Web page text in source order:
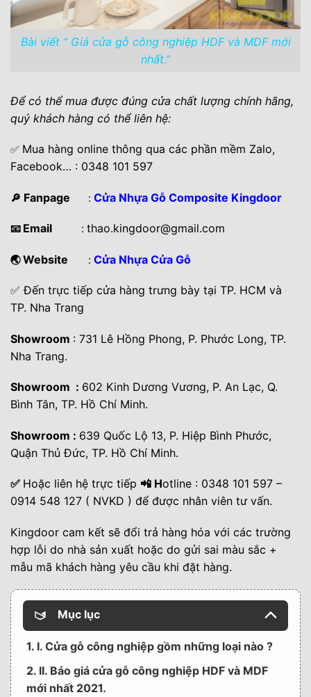
Bài viết ” Giá cửa gỗ công nghiệp HDF và MDF mới
nhất.”
Để có thể mua được đúng cửa chất lượng chính hãng,
quý khách hàng có thể liên hệ:
✅ Mua hàng online thông qua các phần mềm Zalo,
Facebook… : 0348 101 597
🔎 Fanpage : Cửa Nhựa Gỗ Composite Kingdoor
📧 Email : thao.kingdoor@gmail.com
🌏Website : Cửa Nhựa Cửa Gỗ
✅ Đến trực tiếp cửa hàng trưng bày tại TP. HCM và
TP. Nha Trang
Showroom : 731 Lê Hồng Phong, P. Phước Long, TP.
Nha Trang.
Showroom : 602 Kinh Dương Vương, P. An Lạc, Q.
Bình Tân, TP. Hồ Chí Minh.
Showroom : 639 Quốc Lộ 13, P. Hiệp Bình Phước,
Quận Thủ Đức, TP. Hồ Chí Minh.
✅ Hoặc liên hệ trực tiếp 📲 Hotline : 0348 101 597 –
0914 548 127 ( NVKD ) để được nhân viên tư vấn.
Kingdoor cam kết sẽ đổi trả hàng hóa với các trường
hợp lỗi do nhà sản xuất hoặc do gửi sai màu sắc +
mẫu mã khách hàng yêu cầu khi đặt hàng.
Mục lục
1. I. Cửa gỗ công nghiệp gồm những loại nào ?
2. II. Báo giá cửa gỗ công nghiệp HDF và MDF
mới nhất 2021.